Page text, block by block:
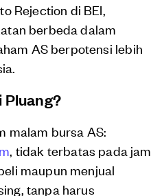
Rejection di BEI,
berbeda dalam
AS berpotensi lebih
Pluang?
malam bursa AS:
, tidak terbatas pada jam
maupun menjual
tanpa harus